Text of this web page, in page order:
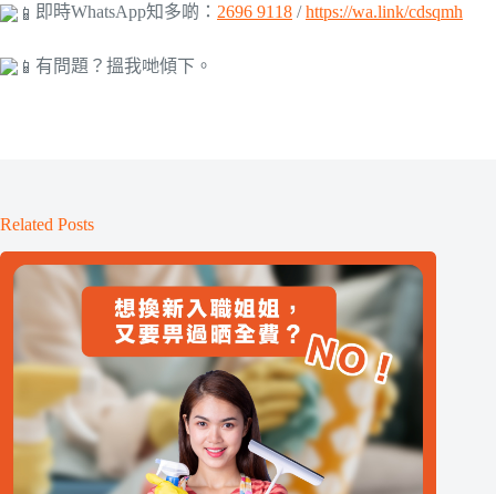
即時WhatsApp知多啲： 2696 9118 /https://wa.link/cdsqmh
有問題？搵我哋傾下。
Related Posts